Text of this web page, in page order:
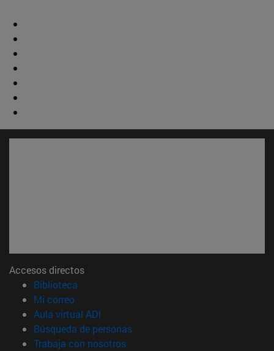
Accesos directos
Biblioteca
Mi correo(abre en nueva ventana)
Aula virtual ADI
Búsqueda de personas(abre en nueva ventana)
Trabaja con nosotros(abre en nueva ventana)